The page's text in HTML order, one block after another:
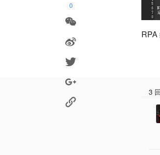
RPA
3
0